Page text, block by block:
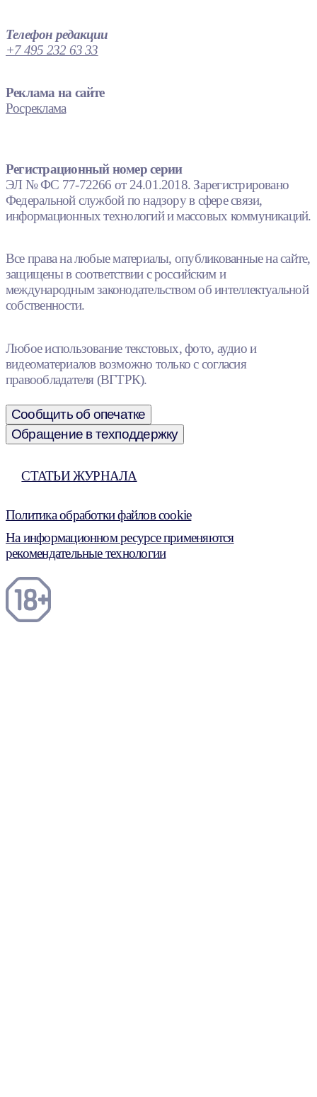
Телефон редакции
+7 495 232 63 33
Реклама на сайте
Росреклама
Регистрационный номер серии
ЭЛ № ФС 77-72266 от 24.01.2018. Зарегистрировано
Федеральной службой по надзору в сфере связи,
информационных технологий и массовых коммуникаций.
Все права на любые материалы, опубликованные на сайте,
защищены в соответствии с российским и
международным законодательством об интеллектуальной
собственности.
Любое использование текстовых, фото, аудио и
видеоматериалов возможно только с согласия
правообладателя (ВГТРК).
Сообщить об опечатке
Обращение в техподдержку
СТАТЬИ ЖУРНАЛА
Политика обработки файлов cookie
На информационном ресурсе применяются
рекомендательные технологии